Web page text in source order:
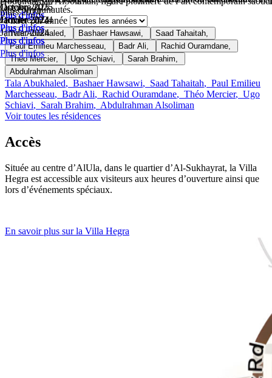
les communautés.
Filtrer par année
Tala Abukhaled Bashaer Hawsawi Saad Tahaitah
Paul Emilieu Marchesseau
Badr Ali Rachid Ouramdane
Théo Mercier, Ugo Schiavi Sarah Brahim
Abdulrahman Alsoliman
Tala Abukhaled, Bashaer Hawsawi, Saad Tahaitah, Paul Emilieu
Marchesseau, Badr Ali, Rachid Ouramdane, Théo Mercier, Ugo
Schiavi, Sarah Brahim, Abdulrahman Alsoliman
Plus d'infos
Plus d'infos
Plus d'infos
Octobre 2025
Plus d'infos
Octobre 2025
Plus d'infos
Janvier 2025
Plus d'infos
Octobre 2024
Plus d'infos
Janvier 2024
Plus d'infos
Janvier 2024
Plus d'infos
murs 2024.
Janvier 2024
Plus d'infos
Voir toutes les résidences
Accès
Située au centre d’AlUla, dans le quartier d’Al-Sukhayrat, la Villa
Hegra est accessible aux visiteurs aux heures d’ouverture ainsi que
lors d’événements spéciaux.
En savoir plus sur la Villa Hegra